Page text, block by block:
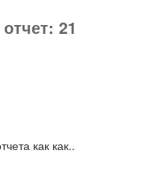
21
как как..